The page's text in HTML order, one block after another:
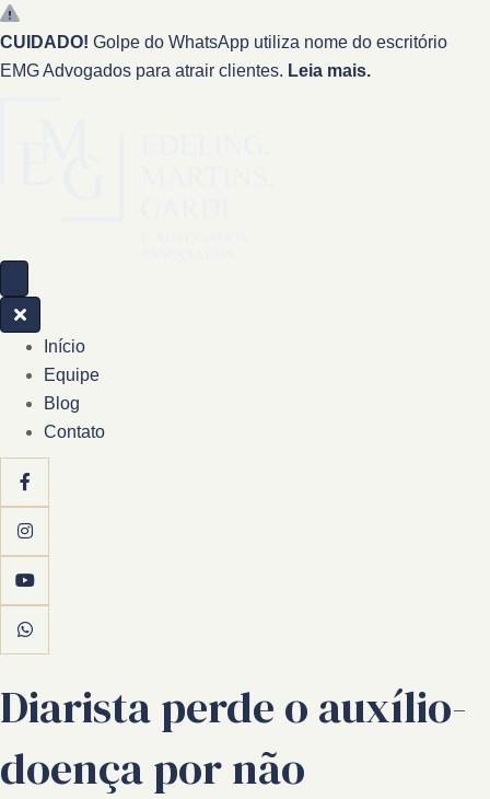
CUIDADO! Golpe do WhatsApp utiliza nome do escritório
EMG Advogados para atrair clientes. Leia mais.
Início
Equipe
Blog
Contato
Diarista perde o auxílio-
doença por não